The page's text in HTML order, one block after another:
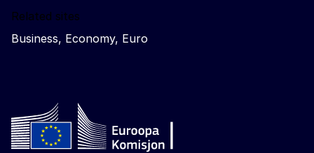
Related sites
Business, Economy, Euro